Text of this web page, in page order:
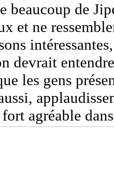
beaucoup de
et ne
devrait
les gens
agréable